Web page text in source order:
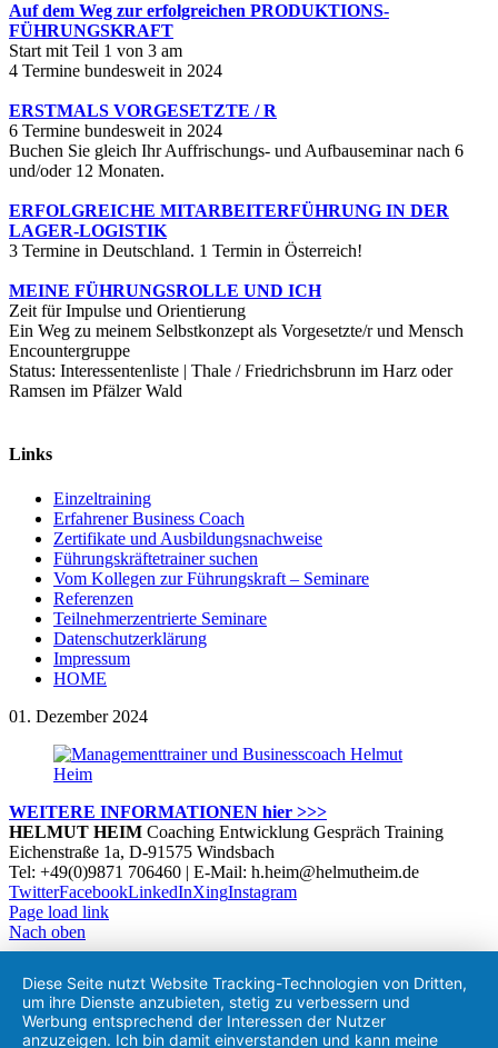
Auf dem Weg zur erfolgreichen PRODUKTIONS-
FÜHRUNGSKRAFT
Start mit Teil 1 von 3 am
4 Termine bundesweit in 2024
ERSTMALS VORGESETZTE / R
6 Termine bundesweit in 2024
Buchen Sie gleich Ihr Auffrischungs- und Aufbauseminar nach 6
und/oder 12 Monaten.
ERFOLGREICHE MITARBEITERFÜHRUNG IN DER
LAGER-LOGISTIK
3 Termine in Deutschland. 1 Termin in Österreich!
MEINE FÜHRUNGSROLLE UND ICH
Zeit für Impulse und Orientierung
Ein Weg zu meinem Selbstkonzept als Vorgesetzte/r und Mensch
Encountergruppe
Status: Interessentenliste | Thale / Friedrichsbrunn im Harz oder
Ramsen im Pfälzer Wald
Links
Einzeltraining
Erfahrener Business Coach
Zertifikate und Ausbildungsnachweise
Führungskräftetrainer suchen
Vom Kollegen zur Führungskraft – Seminare
Referenzen
Teilnehmerzentrierte Seminare
Datenschutzerklärung
Impressum
HOME
01. Dezember 2024
WEITERE INFORMATIONEN hier >>>
HELMUT HEIM Coaching Entwicklung Gespräch Training
Eichenstraße 1a, D-91575 Windsbach
Tel: +49(0)9871 706460 | E-Mail: h.heim@helmutheim.de
TwitterFacebookLinkedInXingInstagram
Page load link
Diese Seite nutzt Website Tracking-Technologien von Dritten,
um ihre Dienste anzubieten, stetig zu verbessern und
Werbung entsprechend der Interessen der Nutzer
anzuzeigen. Ich bin damit einverstanden und kann meine
Nach oben